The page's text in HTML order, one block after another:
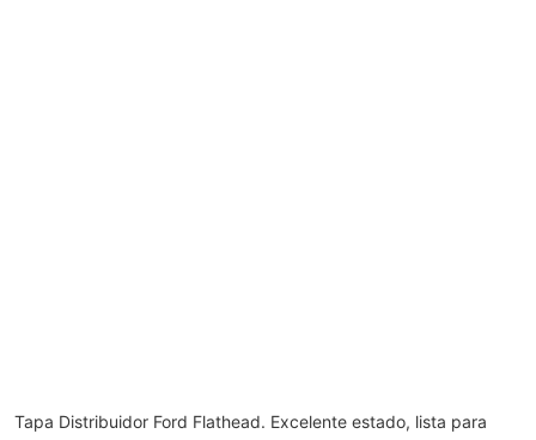
Tapa Distribuidor Ford Flathead. Excelente estado, lista para